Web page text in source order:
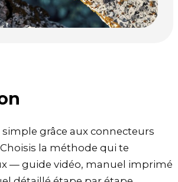
grâce aux connecteurs
la méthode qui te
— guide vidéo, manuel imprimé